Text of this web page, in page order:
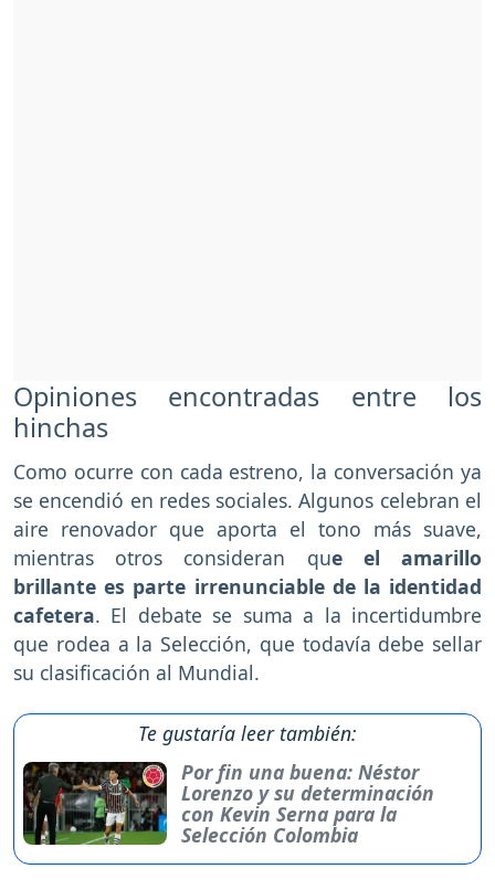
Opiniones encontradas entre los
hinchas
Como ocurre con cada estreno, la conversación ya
se encendió en redes sociales. Algunos celebran el
aire renovador que aporta el tono más suave,
mientras otros consideran que el amarillo
brillante es parte irrenunciable de la identidad
cafetera. El debate se suma a la incertidumbre
que rodea a la Selección, que todavía debe sellar
su clasificación al Mundial.
Te gustaría leer también:
Por fin una buena: Néstor
Lorenzo y su determinación
con Kevin Serna para la
Selección Colombia